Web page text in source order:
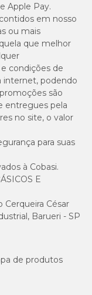
Apple Pay.
em nosso
ou mais
que melhor
condições de
internet, podendo
são
entregues pela
no site, o valor
para suas
à Cobasi.
E
Cerqueira César
Barueri - SP
de produtos